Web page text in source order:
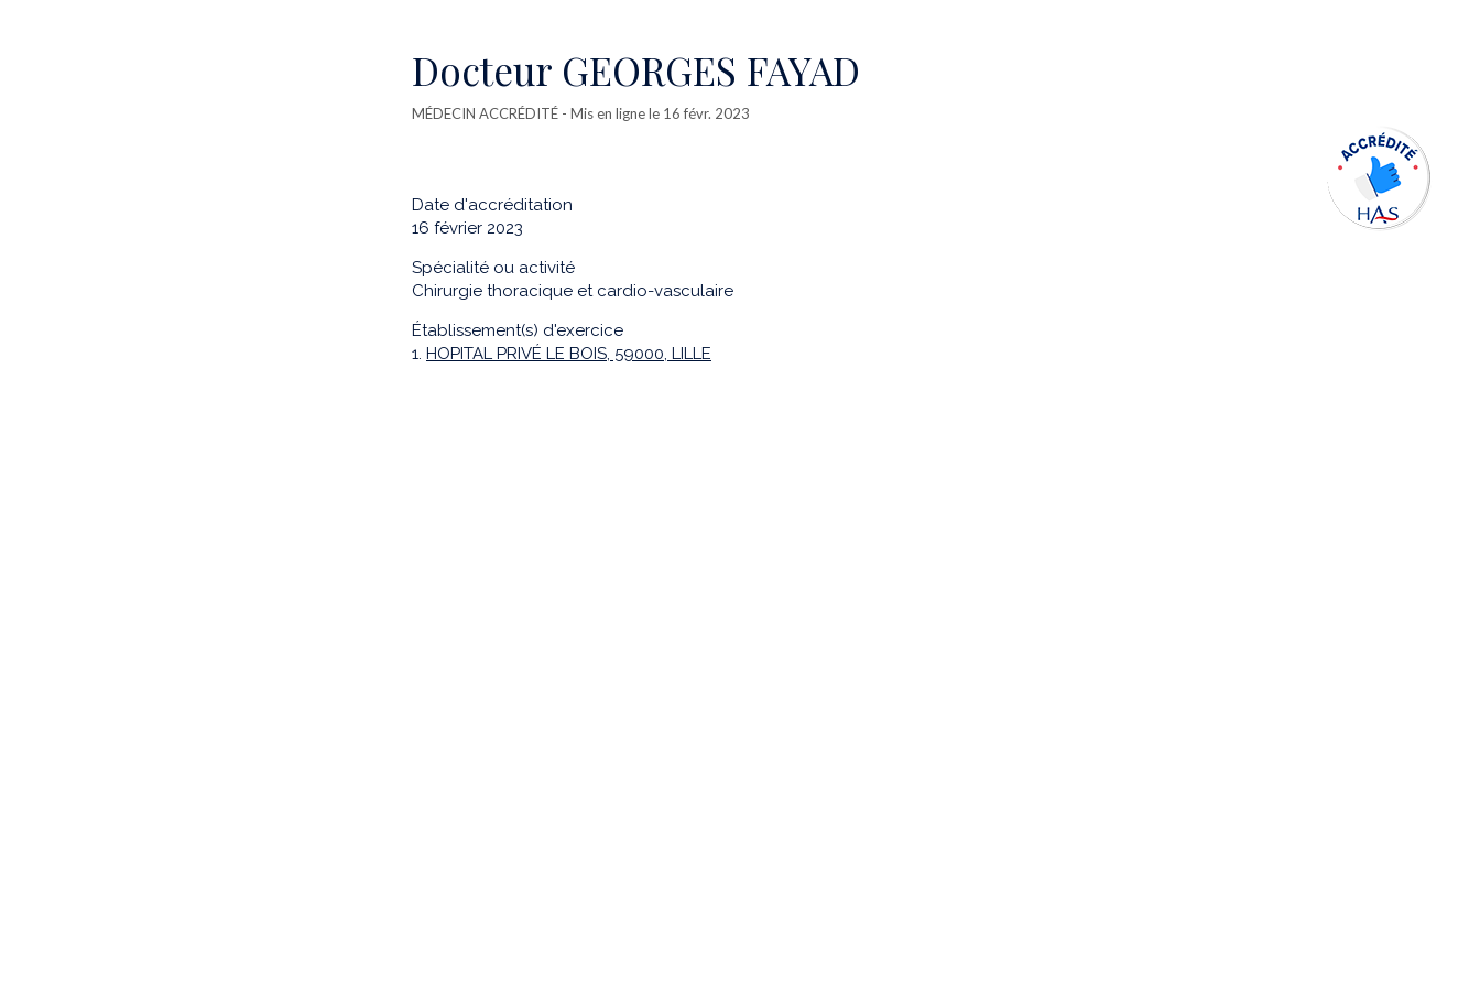
Docteur GEORGES FAYAD
MÉDECIN ACCRÉDITÉ - Mis en ligne le 16 févr. 2023
Date d'accréditation
16 février 2023
Spécialité ou activité
Chirurgie thoracique et cardio-vasculaire
Établissement(s) d'exercice
1. HOPITAL PRIVÉ LE BOIS, 59000, LILLE